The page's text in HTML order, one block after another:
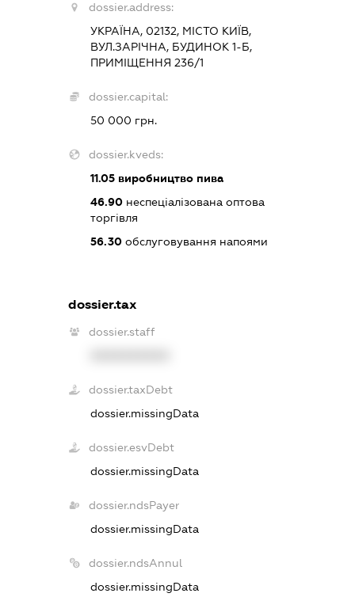
dossier.address:
УКРАЇНА, 02132, МІСТО КИЇВ,
ВУЛ.ЗАРІЧНА, БУДИНОК 1-Б,
ПРИМІЩЕННЯ 236/1
dossier.capital:
50 000 грн.
dossier.kveds:
11.05 виробництво пива
46.90 неспеціалізована оптова
торгівля
56.30 обслуговування напоями
dossier.tax
dossier.staff
dossier.taxDebt
dossier.missingData
dossier.esvDebt
dossier.missingData
dossier.ndsPayer
dossier.missingData
dossier.ndsAnnul
dossier.missingData